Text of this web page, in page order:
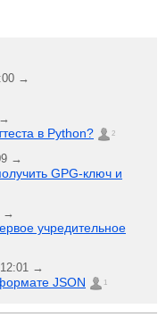
→
в Python? 2
→
GPG-ключ и
→
учредительное
→
JSON 1